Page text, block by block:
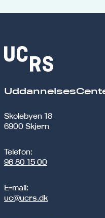
Skolebyen 18
6900 Skjern
Telefon:
96 80 15 00
E-mail:
uc@ucrs.dk